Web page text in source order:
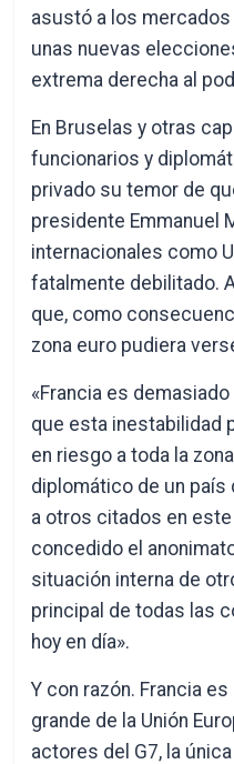
asustó a los
unas nuevas
extrema derecha al
En Bruselas y otras
funcionarios y
privado su temor de
presidente Emmanuel
internacionales como
fatalmente debilitado.
que, como
zona euro pudiera
«Francia es
que esta inestabilidad
en riesgo a toda la
diplomático de un país
a otros citados en
concedido el
situación interna de
principal de todas las
hoy en día».
Y con razón. Francia
grande de la Unión
actores del G7, la